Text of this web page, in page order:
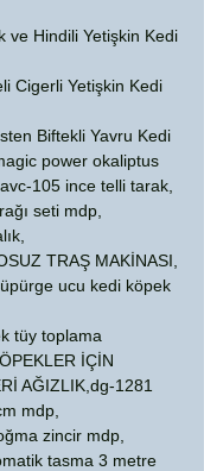
ve Hindili Yetişkin Kedi
Cigerli Yetişkin Kedi
Biftekli Yavru Kedi
power okaliptus
105 ince telli tarak,
seti mdp,
TRAŞ MAKİNASI,
ucu kedi köpek
tüy toplama
İÇİN
AĞIZLIK,dg-1281
mdp,
zincir mdp,
tasma 3 metre